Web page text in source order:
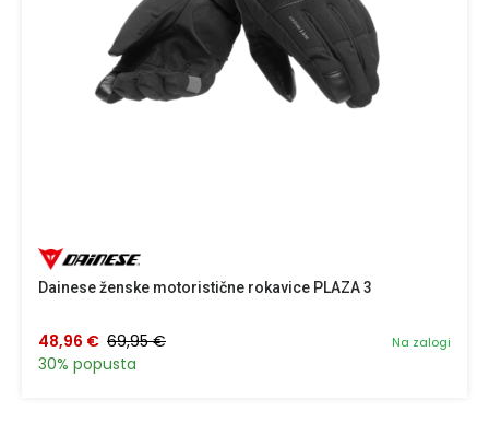
Dainese ženske motoristične rokavice PLAZA 3
Na zalogi
48,96 € 69,95 €
30% popusta